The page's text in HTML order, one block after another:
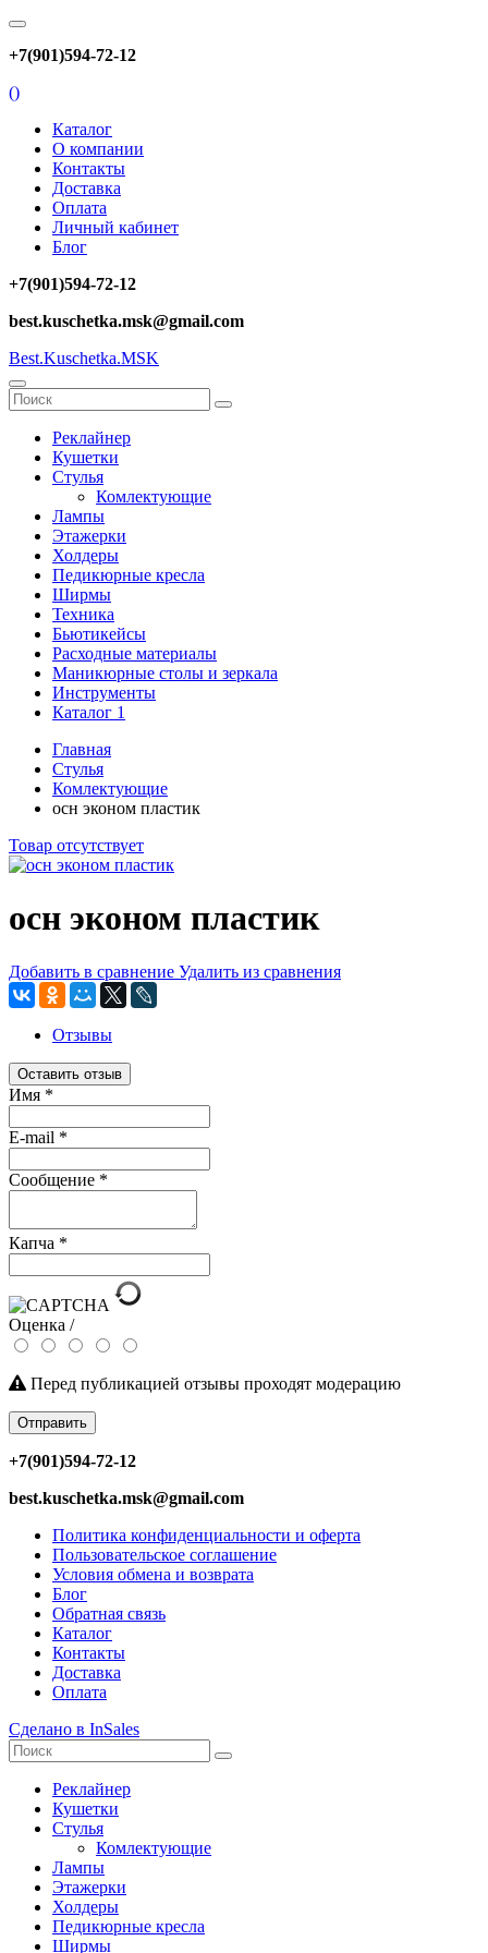
+7(901)594-72-12
()
Каталог
О компании
Контакты
Доставка
Оплата
Личный кабинет
Блог
+7(901)594-72-12
best.kuschetka.msk@gmail.com
Best.Kuschetka.MSK
Реклайнер
Кушетки
Стулья
Комлектующие
Лампы
Этажерки
Холдеры
Педикюрные кресла
Ширмы
Техника
Бьютикейсы
Расходные материалы
Маникюрные столы и зеркала
Инструменты
Каталог 1
Главная
Стулья
Комлектующие
осн эконом пластик
Товар отсутствует
осн эконом пластик
Добавить в сравнение Удалить из сравнения
Отзывы
Оставить отзыв
Имя *
E-mail *
Сообщение *
Капча *
Оценка /
Перед публикацией отзывы проходят модерацию
Отправить
+7(901)594-72-12
best.kuschetka.msk@gmail.com
Политика конфиденциальности и оферта
Пользовательское соглашение
Условия обмена и возврата
Блог
Обратная связь
Каталог
Контакты
Доставка
Оплата
Сделано в InSales
Реклайнер
Кушетки
Стулья
Комлектующие
Лампы
Этажерки
Холдеры
Педикюрные кресла
Ширмы